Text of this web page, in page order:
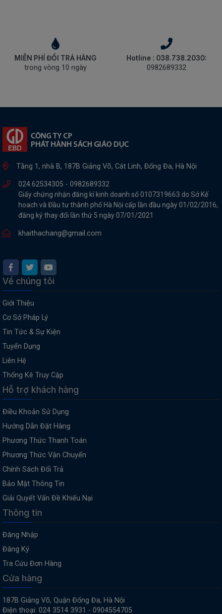
MIỄN PHÍ ĐỔI TRẢ HÀNG
trong vòng 10 ngày
Hotline : 038.738.2030:
0982689332
Tầng 1, nhà B, 187B Giảng Võ, Cát Linh, Đống Đa, Hà Nội
024.62534305 - 0982689332
Giấy chứng nhận đăng kí kinh doanh số 0107319663 do Sở Kế
hoach và Đầu tư thành phố Hà Nội cấp lần đầu ngày 01/02/2016,
đăng ký thay đổi lần thứ 5 ngày 07/01/2021
khaithachang@gmail.com
Về chúng tôi
Giới Thiệu
Cơ Sở Pháp Lý
Tin Tức & Sự Kiện
Tuyển Dụng
Liên Hệ
Thống Kê Truy Cập
Hỗ trợ khách hàng
Điều Khoản Sử Dụng
Hướng Dẫn Đặt Hàng
Phương Thức Thanh Toán
Phương Thức Vận Chuyển
Chính Sách Đổi Trả
Bảo Mật Thông Tin
Giải Quyết Vấn Đề Khiếu Nại
Thông tin
Đăng Nhập
Đăng Ký
Tra Cứu Đơn Hàng
Cửa hàng
187B Giảng Võ, Quận Đống Đa, Hà Nội
Điện thoại: 024 3514 3931 - 0904554705